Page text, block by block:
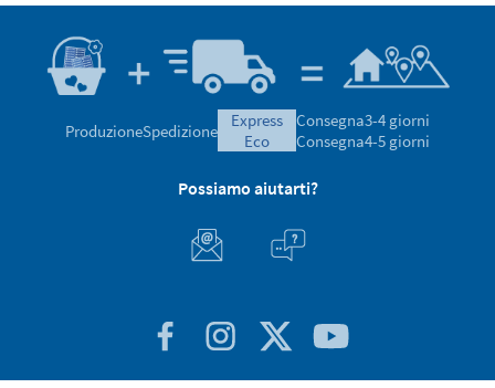
ProduzioneSpedizione
express
eco
Consegna3-4 giorni
Consegna4-5 giorni
Possiamo aiutarti?